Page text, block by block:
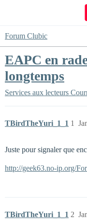
Forum Clubic
EAPC en
longtemps
Services aux lecteurs
TBirdTheYuri_1_1 1
Juste pour signaler que
http://geek63.no-ip.org/
TBirdTheYuri_1_1 2